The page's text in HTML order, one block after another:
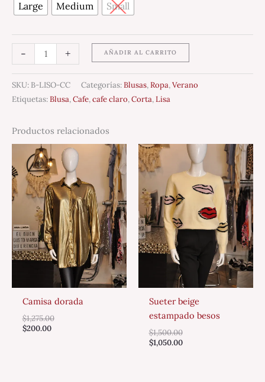
Large Medium Small
- + AÑADIR AL CARRITO
SKU: B-LISO-CC Categorías:Blusas,Ropa,Verano
Etiquetas:Blusa,Cafe,cafe claro,Corta,Lisa
Productos relacionados
Camisa dorada
$1,275.00
$200.00
Sueter beige
estampado besos
$1,500.00
$1,050.00